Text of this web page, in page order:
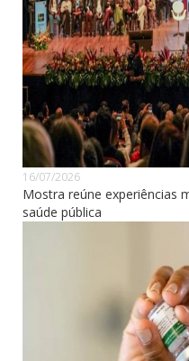
16/07/2026
Mostra reúne experiências
saúde pública